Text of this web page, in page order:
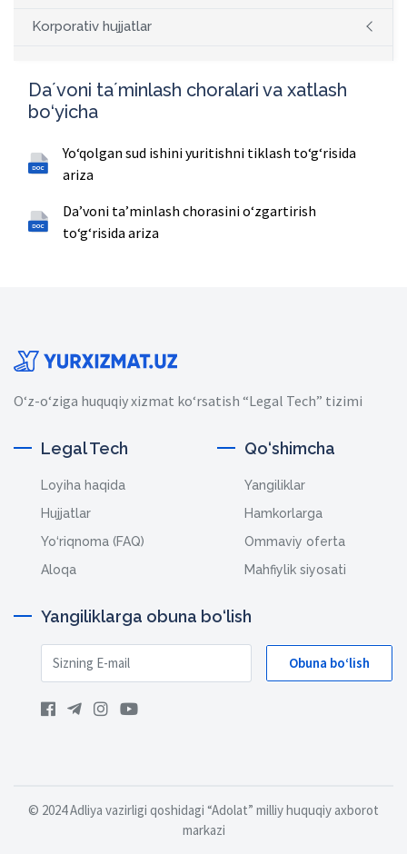
Korporativ hujjatlar
Daʼvoni taʼminlash choralari va xatlash
bo‘yicha
Yo‘qolgan sud ishini yuritishni tiklash to‘g‘risida
ariza
Daʼvoni taʼminlash chorasini oʻzgartirish
toʻgʻrisida ariza
O‘z-o‘ziga huquqiy xizmat ko‘rsatish “Legal Tech” tizimi
Legal Tech
Loyiha haqida
Hujjatlar
Yo‘riqnoma (FAQ)
Aloqa
Qo‘shimcha
Yangiliklar
Hamkorlarga
Ommaviy oferta
Mahfiylik siyosati
Yangiliklarga obuna bo‘lish
Obuna bo‘lish
© 2024 Adliya vazirligi qoshidagi “Adolat” milliy huquqiy axborot
markazi